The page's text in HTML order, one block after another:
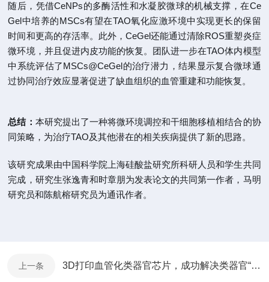
随后，凭借CeNPs的多酶活性和水凝胶微球的机械支撑，在Ce
Gel中培养的MSCs有望在TAO氧化应激环境中实现更长的保留
时间和更高的存活率。此外，CeGel还能通过清除ROS重塑炎症
微环境，并且促进内皮功能的恢复。团队进一步在TAO体内模型
中系统评估了MSCs@CeGel的治疗潜力，结果显示复合微球通
过协同治疗效应显著促进了缺血组织的血管重建和功能恢复。
总结： 本研究提出了一种将微环境调控和干细胞移植相结合的协
同策略，为治疗TAO及其他潜在的相关疾病提供了新的思路。
该研究成果由中国科学院上海硅酸盐研究所科研人员和学生共同
完成，研究生张逸青和时章朋为发表论文的共同第一作者，马明
研究员和陈航榕研究员为通讯作者。
上一条 3D打印血管化类器官芯片，成功解决类器官“长不大”的难题！